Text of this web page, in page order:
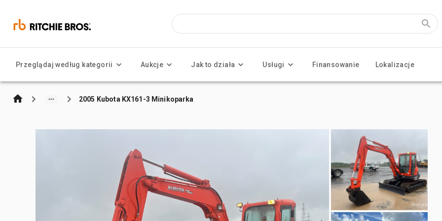
Przeglądaj według kategorii Aukcje Jak to działa Usługi Finansowanie Lokalizacje
2005 Kubota KX161-3 Minikoparka